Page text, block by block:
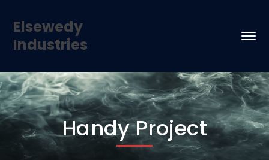
Elsewedy
Industries
Handy Project